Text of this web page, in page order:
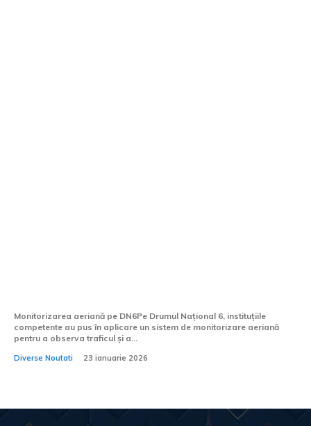
Monitorizarea aeriană pe DN6Pe Drumul Național 6, instituțiile
competente au pus în aplicare un sistem de monitorizare aeriană
pentru a observa traficul și a...
Diverse Noutati 23 ianuarie 2026